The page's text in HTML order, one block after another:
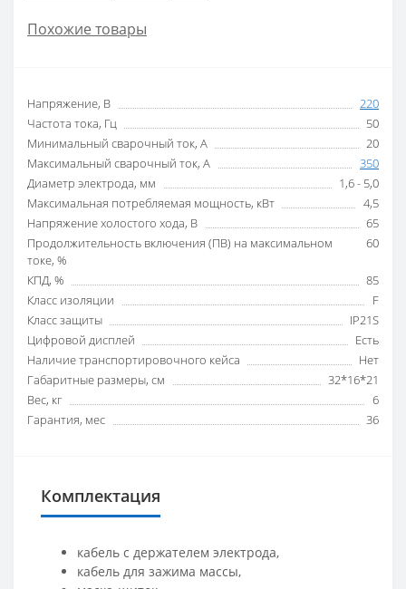
Похожие товары
Напряжение, В
220
Частота тока, Гц
50
Минимальный сварочный ток, А
20
Максимальный сварочный ток, А
350
Диаметр электрода, мм
1,6 - 5,0
Максимальная потребляемая мощность, кВт
4,5
Напряжение холостого хода, В
65
Продолжительность включения (ПВ) на максимальном
токе, %
60
КПД, %
85
Класс изоляции
F
Класс защиты
IP21S
Цифровой дисплей
Есть
Наличие транспортировочного кейса
Нет
Габаритные размеры, см
32*16*21
Вес, кг
6
Гарантия, мес
36
Комплектация
кабель с держателем электрода,
кабель для зажима массы,